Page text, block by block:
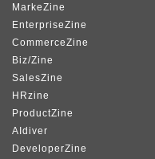
MarkeZine
EnterpriseZine
CommerceZine
Biz/Zine
SalesZine
HRzine
ProductZine
AIdiver
DeveloperZine